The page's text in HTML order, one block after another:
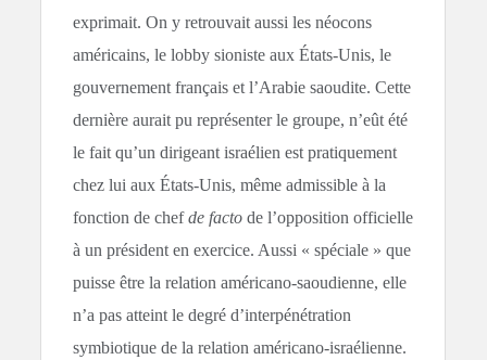
exprimait. On y retrouvait aussi les néocons
américains, le lobby sioniste aux États-Unis, le
gouvernement français et l’Arabie saoudite. Cette
dernière aurait pu représenter le groupe, n’eût été
le fait qu’un dirigeant israélien est pratiquement
chez lui aux États-Unis, même admissible à la
fonction de chefde facto de l’opposition officielle
à un président en exercice. Aussi « spéciale » que
puisse être la relation américano-saoudienne, elle
n’a pas atteint le degré d’interpénétration
symbiotique de la relation américano-israélienne.